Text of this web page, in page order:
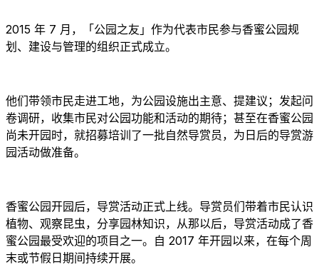
2015 年 7 月，「公园之友」作为代表市民参与香蜜公园规
划、建设与管理的组织正式成立。
他们带领市民走进工地，为公园设施出主意、提建议；发起问
卷调研，收集市民对公园功能和活动的期待；甚至在香蜜公园
尚未开园时，就招募培训了一批自然导赏员，为日后的导赏游
园活动做准备。
香蜜公园开园后，导赏活动正式上线。导赏员们带着市民认识
植物、观察昆虫，分享园林知识，从那以后，导赏活动成了香
蜜公园最受欢迎的项目之一。自 2017 年开园以来，在每个周
末或节假日期间持续开展。